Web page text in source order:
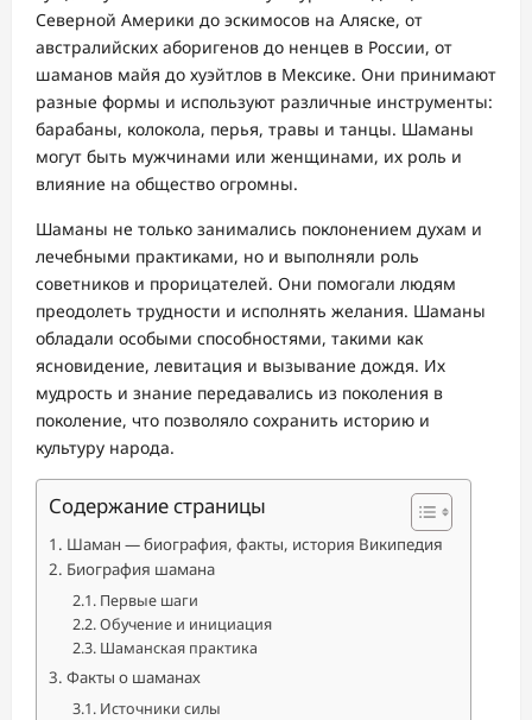
Северной Америки до эскимосов на Аляске, от
австралийских аборигенов до ненцев в России, от
шаманов майя до хуэйтлов в Мексике. Они принимают
разные формы и используют различные инструменты:
барабаны, колокола, перья, травы и танцы. Шаманы
могут быть мужчинами или женщинами, их роль и
влияние на общество огромны.
Шаманы не только занимались поклонением духам и
лечебными практиками, но и выполняли роль
советников и прорицателей. Они помогали людям
преодолеть трудности и исполнять желания. Шаманы
обладали особыми способностями, такими как
ясновидение, левитация и вызывание дождя. Их
мудрость и знание передавались из поколения в
поколение, что позволяло сохранить историю и
культуру народа.
Содержание страницы
Шаман — биография, факты, история Википедия
Биография шамана
Первые шаги
Обучение и инициация
Шаманская практика
Факты о шаманах
Источники силы